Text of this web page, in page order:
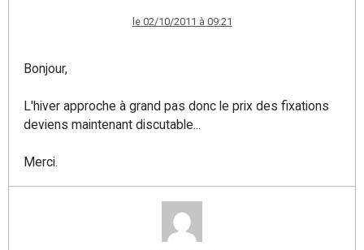
le 02/10/2011 à 09:21
Bonjour,
L'hiver approche à grand pas donc le prix des fixations
deviens maintenant discutable...
Merci.